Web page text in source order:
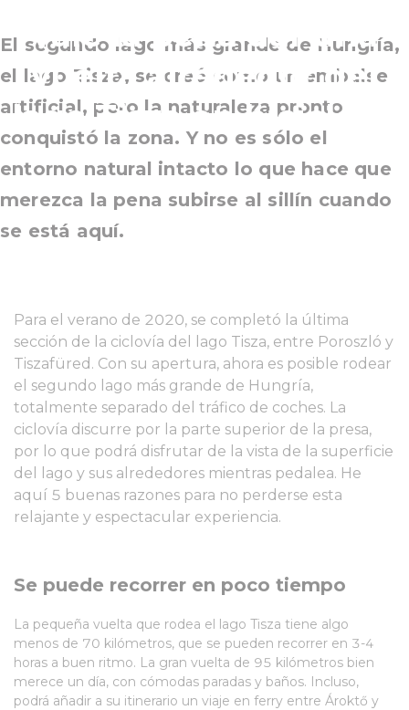
vale la pena dar una
vuelta alrededor del
lago Tisza en bicicleta.
El segundo lago más grande de Hungría,
el lago Tisza, se creó como un embalse
artificial, pero la naturaleza pronto
conquistó la zona. Y no es sólo el
entorno natural intacto lo que hace que
merezca la pena subirse al sillín cuando
se está aquí.
Para el verano de 2020, se completó la última
sección de la ciclovía del lago Tisza, entre Poroszló y
Tiszafüred. Con su apertura, ahora es posible rodear
el segundo lago más grande de Hungría,
totalmente separado del tráfico de coches. La
ciclovía discurre por la parte superior de la presa,
por lo que podrá disfrutar de la vista de la superficie
del lago y sus alrededores mientras pedalea. He
aquí 5 buenas razones para no perderse esta
relajante y espectacular experiencia.
Se puede recorrer en poco tiempo
La pequeña vuelta que rodea el lago Tisza tiene algo
menos de 70 kilómetros, que se pueden recorrer en 3-4
horas a buen ritmo. La gran vuelta de 95 kilómetros bien
merece un día, con cómodas paradas y baños. Incluso,
podrá añadir a su itinerario un viaje en ferry entre Ároktő y